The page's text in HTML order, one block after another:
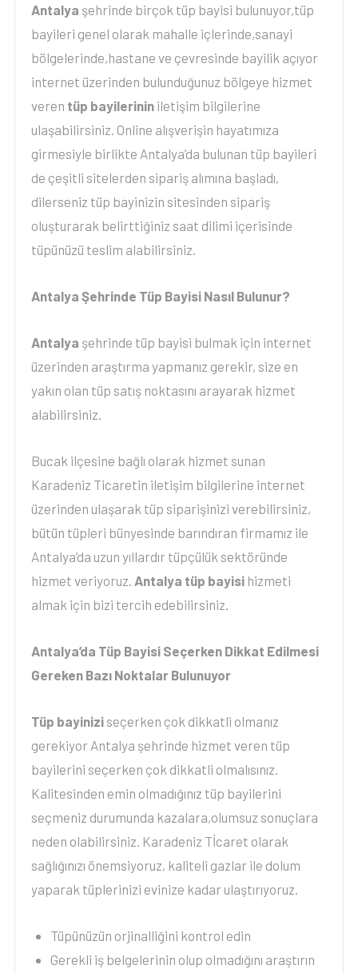
Antalya şehrinde birçok tüp bayisi bulunuyor,tüp
bayileri genel olarak mahalle içlerinde,sanayi
bölgelerinde,hastane ve çevresinde bayilik açıyor
internet üzerinden bulunduğunuz bölgeye hizmet
veren tüp bayilerinin iletişim bilgilerine
ulaşabilirsiniz. Online alışverişin hayatımıza
girmesiyle birlikte Antalya’da bulunan tüp bayileri
de çeşitli sitelerden sipariş alımına başladı,
dilerseniz tüp bayinizin sitesinden sipariş
oluşturarak belirttiğiniz saat dilimi içerisinde
tüpünüzü teslim alabilirsiniz.
Antalya Şehrinde Tüp Bayisi Nasıl Bulunur?
Antalya şehrinde tüp bayisi bulmak için internet
üzerinden araştırma yapmanız gerekir, size en
yakın olan tüp satış noktasını arayarak hizmet
alabilirsiniz.
Bucak ilçesine bağlı olarak hizmet sunan
Karadeniz Ticaretin iletişim bilgilerine internet
üzerinden ulaşarak tüp siparişinizi verebilirsiniz,
bütün tüpleri bünyesinde barındıran firmamız ile
Antalya’da uzun yıllardır tüpçülük sektöründe
hizmet veriyoruz. Antalya tüp bayisi hizmeti
almak için bizi tercih edebilirsiniz.
Antalya’da Tüp Bayisi Seçerken Dikkat Edilmesi
Gereken Bazı Noktalar Bulunuyor
Tüp bayinizi seçerken çok dikkatli olmanız
gerekiyor Antalya şehrinde hizmet veren tüp
bayilerini seçerken çok dikkatli olmalısınız.
Kalitesinden emin olmadığınız tüp bayilerini
seçmeniz durumunda kazalara,olumsuz sonuçlara
neden olabilirsiniz. Karadeniz Tİcaret olarak
sağlığınızı önemsiyoruz, kaliteli gazlar ile dolum
yaparak tüplerinizi evinize kadar ulaştırıyoruz.
Tüpünüzün orjinalliğini kontrol edin
Gerekli iş belgelerinin olup olmadığını araştırın